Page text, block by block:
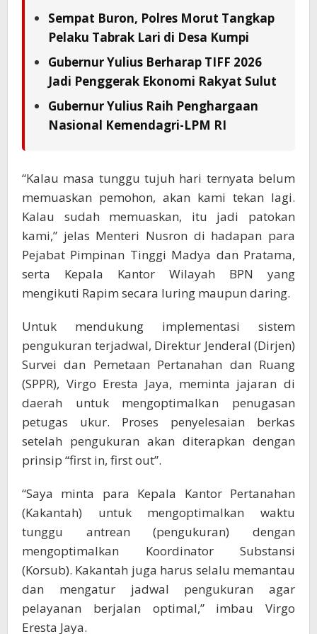
Sempat Buron, Polres Morut Tangkap
Pelaku Tabrak Lari di Desa Kumpi
Gubernur Yulius Berharap TIFF 2026
Jadi Penggerak Ekonomi Rakyat Sulut
Gubernur Yulius Raih Penghargaan
Nasional Kemendagri-LPM RI
“Kalau masa tunggu tujuh hari ternyata belum
memuaskan pemohon, akan kami tekan lagi.
Kalau sudah memuaskan, itu jadi patokan
kami,” jelas Menteri Nusron di hadapan para
Pejabat Pimpinan Tinggi Madya dan Pratama,
serta Kepala Kantor Wilayah BPN yang
mengikuti Rapim secara luring maupun daring.
Untuk mendukung implementasi sistem
pengukuran terjadwal, Direktur Jenderal (Dirjen)
Survei dan Pemetaan Pertanahan dan Ruang
(SPPR), Virgo Eresta Jaya, meminta jajaran di
daerah untuk mengoptimalkan penugasan
petugas ukur. Proses penyelesaian berkas
setelah pengukuran akan diterapkan dengan
prinsip “first in, first out”.
“Saya minta para Kepala Kantor Pertanahan
(Kakantah) untuk mengoptimalkan waktu
tunggu antrean (pengukuran) dengan
mengoptimalkan Koordinator Substansi
(Korsub). Kakantah juga harus selalu memantau
dan mengatur jadwal pengukuran agar
pelayanan berjalan optimal,” imbau Virgo
Eresta Jaya.